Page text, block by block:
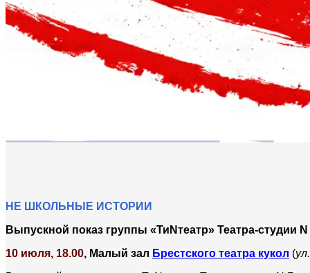
НЕ ШКОЛЬНЫЕ ИСТОРИИ
Выпускной показ группы «ТиNтеатр» Театра-студии N
10 июля, 18.00, Малый зал Брестского театра кукол (